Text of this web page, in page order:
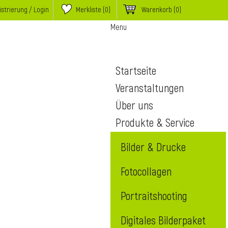
/ Login Merkliste (0) Warenkorb (0)
Menu
Startseite
Veranstaltungen
Über uns
Produkte & Service
Bilder & Drucke
Fotocollagen
Portraitshooting
Digitales Bilderpaket